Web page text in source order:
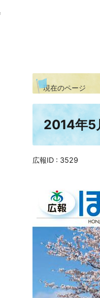
現在のページ
2014年5
広報ID : 3529